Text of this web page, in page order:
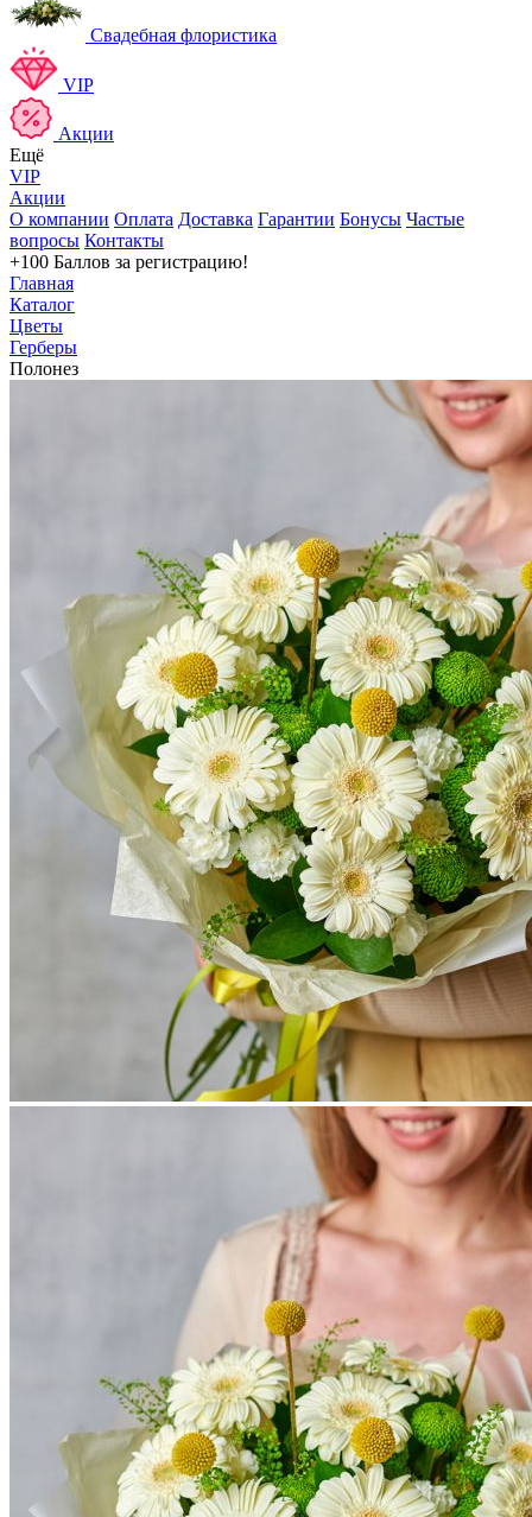
Свадебная флористика
VIP
Акции
Ещё
VIP
Акции
О компании Оплата Доставка Гарантии Бонусы Частые
вопросы Контакты
+100 Баллов за регистрацию!
Главная
Каталог
Цветы
Герберы
Полонез